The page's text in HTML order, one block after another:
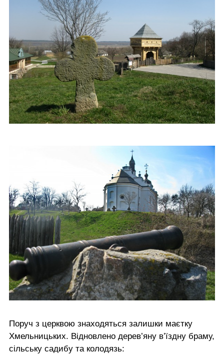
Поруч з церквою знаходяться залишки маєтку
Хмельницьких. Відновлено дерев’яну в’їздну браму,
сільську садибу та колодязь: